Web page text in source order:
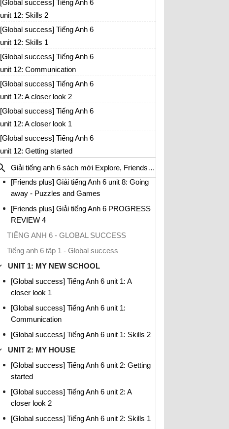
[Global success] Tiếng Anh 6
unit 12: Skills 2
[Global success] Tiếng Anh 6
unit 12: Skills 1
[Global success] Tiếng Anh 6
unit 12: Communication
[Global success] Tiếng Anh 6
unit 12: A closer look 2
[Global success] Tiếng Anh 6
unit 12: A closer look 1
[Global success] Tiếng Anh 6
unit 12: Getting started
Giải tiếng anh 6 sách mới Explore, Friends Plus, Global success
[Friends plus] Giải tiếng Anh 6 unit 7:
Growing up - Speaking
[Friends plus] Giải tiếng Anh 6 unit 7:
Growing up - CLIL
GOING AWAY
away - Vocabulary
[Friends plus] Giải tiếng Anh 6 unit 8: Going
away - Language Focus
[Friends plus] Giải tiếng Anh 6 unit 8: Going
away - Language Focus (First conditional)
[Friends plus] Giải tiếng Anh 6 unit 8: Going
away - Writing
[Friends plus] Giải tiếng Anh 6 unit 8: Going
away - Puzzles and Games
[Friends plus] Giải tiếng Anh 6 PROGRESS
REVIEW 4
TIẾNG ANH 6 - GLOBAL SUCCESS
Tiếng anh 6 tập 1 - Global success
UNIT 1: MY NEW SCHOOL
[Global success] Tiếng Anh 6 unit 1: A
closer look 1
[Global success] Tiếng Anh 6 unit 1:
Communication
[Global success] Tiếng Anh 6 unit 1: Skills 2
UNIT 2: MY HOUSE
[Global success] Tiếng Anh 6 unit 2: Getting
started
[Global success] Tiếng Anh 6 unit 2: A
closer look 2
[Global success] Tiếng Anh 6 unit 2: Skills 1